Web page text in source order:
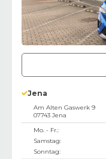
Jena
Am Alten Gaswerk 9
07743 Jena
Mo. - Fr.:
Samstag:
Sonntag: